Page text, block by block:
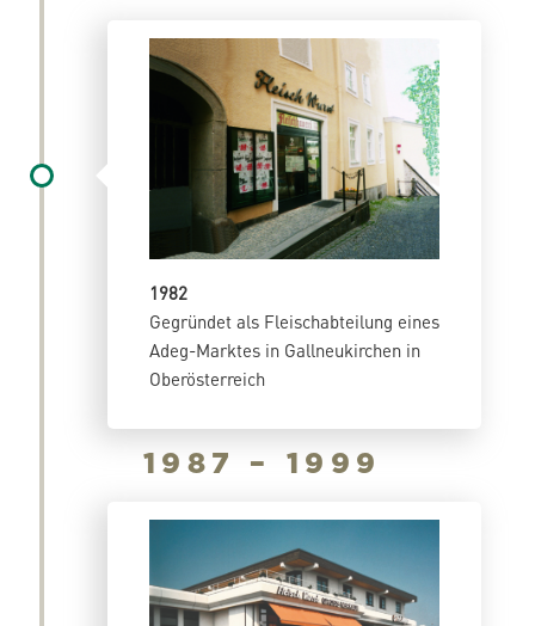
1982
Gegründet als Fleischabteilung eines
Adeg-Marktes in Gallneukirchen in
Oberösterreich
1987 – 1999